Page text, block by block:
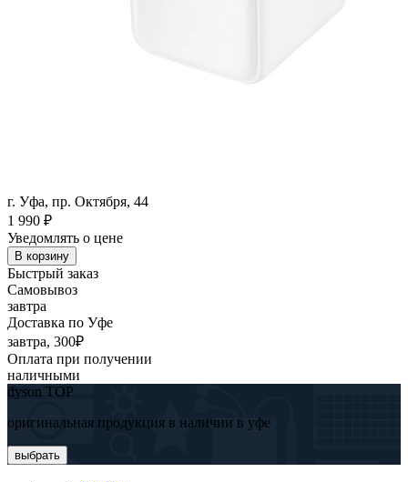
г. Уфа, пр. Октября, 44
1 990 ₽
Уведомлять о цене
В корзину
Быстрый заказ
Самовывоз
завтра
Доставка по Уфе
завтра, 300₽
Оплата при получении
наличными
dyson TOP
оригинальная продукция в наличии в уфе
выбрать